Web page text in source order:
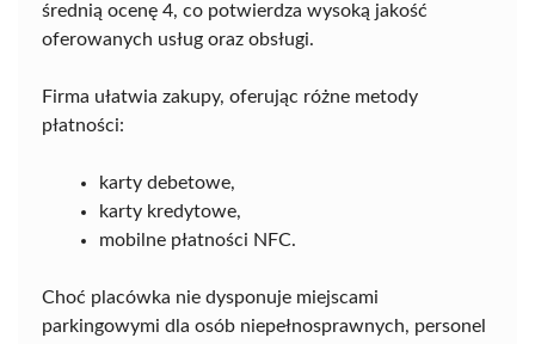
średnią ocenę 4, co potwierdza wysoką jakość
oferowanych usług oraz obsługi.
Firma ułatwia zakupy, oferując różne metody
płatności:
karty debetowe,
karty kredytowe,
mobilne płatności NFC.
Choć placówka nie dysponuje miejscami
parkingowymi dla osób niepełnosprawnych, personel